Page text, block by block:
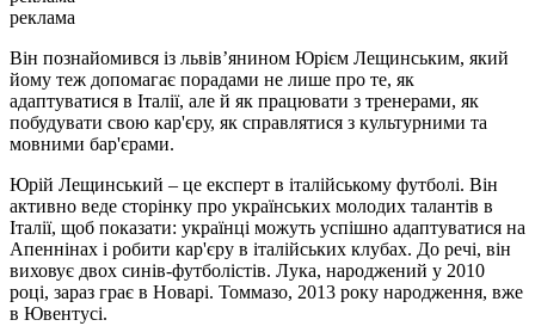
реклама
Він познайомився із львів’янином Юрієм Лещинським, який
йому теж допомагає порадами не лише про те, як
адаптуватися в Італії, але й як працювати з тренерами, як
побудувати свою кар'єру, як справлятися з культурними та
мовними бар'єрами.
Юрій Лещинський – це експерт в італійському футболі. Він
активно веде сторінку про українських молодих талантів в
Італії, щоб показати: українці можуть успішно адаптуватися на
Апеннінах і робити кар'єру в італійських клубах. До речі, він
виховує двох синів-футболістів. Лука, народжений у 2010
році, зараз грає в Новарі. Томмазо, 2013 року народження, вже
в Ювентусі.